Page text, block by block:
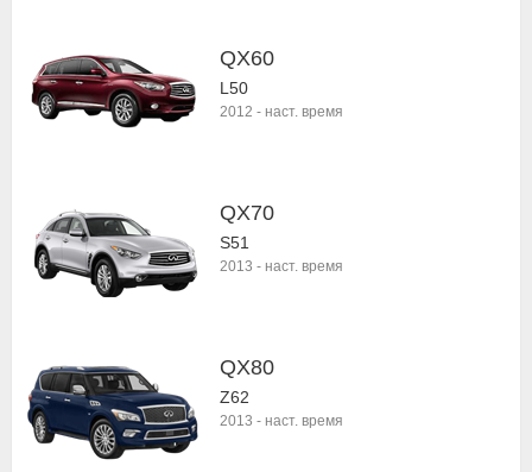
QX60
L50
2012 - наст. время
QX70
S51
2013 - наст. время
QX80
Z62
2013 - наст. время